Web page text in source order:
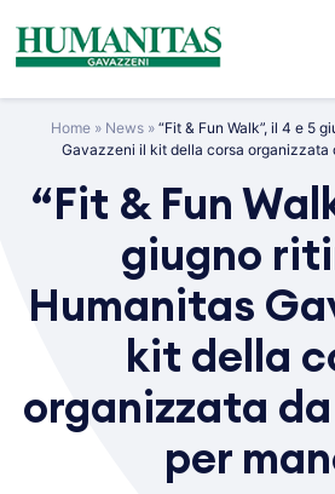
content
Home » News » “Fit & Fun Walk”, il 4 e 5
Gavazzeni il kit della corsa organizzata
“Fit & Fun
giugno
Humanitas
kit della
organizzata
per